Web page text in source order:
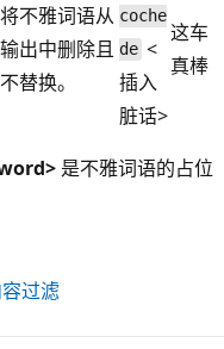
将不雅词语从
输出中删除且
不替换。
coche
de <
插入
脏话>
这车
真棒
是不雅词语的占位
过滤